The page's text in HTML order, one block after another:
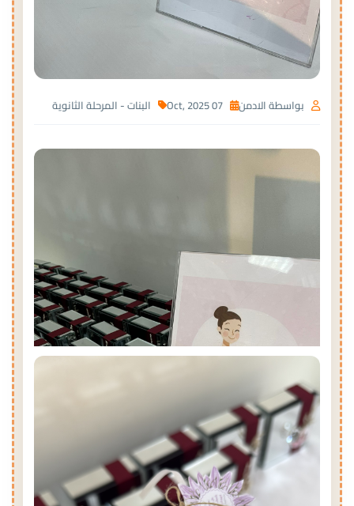
بواسطة الادمن البنات - المرحلة الثانوية